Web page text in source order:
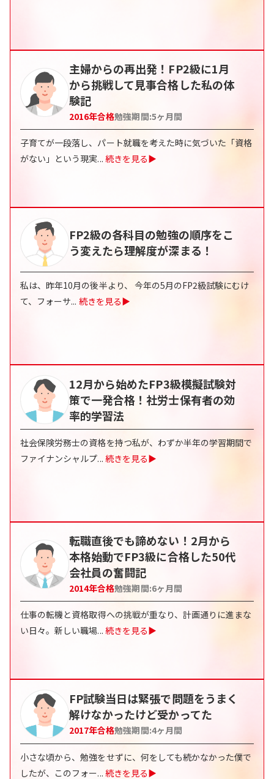
主婦からの再出発！FP2級に1月
から挑戦して見事合格した私の体
験記
2016年合格勉強期間:5ヶ月間
子育てが一段落し、パート就職を考えた時に気づいた「資格
がない」という現実... 続きを見る▶
FP2級の各科目の勉強の順序をこ
う変えたら理解度が深まる！
私は、昨年10月の後半より、 今年の5月のFP2級試験にむけ
て、フォーサ... 続きを見る▶
12月から始めたFP3級模擬試験対
策で一発合格！社労士保有者の効
率的学習法
社会保険労務士の資格を持つ私が、わずか半年の学習期間で
ファイナンシャルプ... 続きを見る▶
転職直後でも諦めない！2月から
本格始動でFP3級に合格した50代
会社員の奮闘記
2014年合格勉強期間:6ヶ月間
仕事の転機と資格取得への挑戦が重なり、計画通りに進まな
い日々。新しい職場... 続きを見る▶
FP試験当日は緊張で問題をうまく
解けなかったけど受かってた
2017年合格勉強期間:4ヶ月間
小さな頃から、勉強をせずに、何をしても続かなかった僕で
したが、このフォー... 続きを見る▶